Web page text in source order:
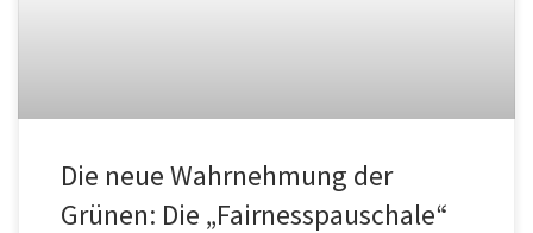
Die neue Wahrnehmung der
Grünen: Die „Fairnesspauschale“